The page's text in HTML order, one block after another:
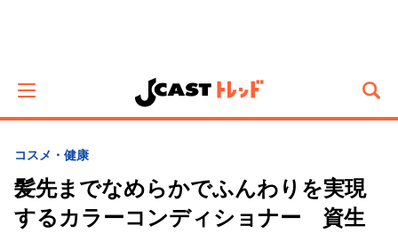
コスメ・健康
髪先までなめらかでふんわりを実現
するカラーコンディショナー 資生